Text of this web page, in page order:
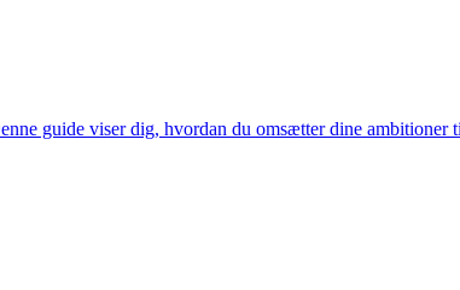
guide viser dig, hvordan du omsætter dine